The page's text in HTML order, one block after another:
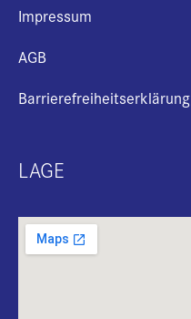
Impressum
AGB
Barrierefreiheitserklärung
LAGE